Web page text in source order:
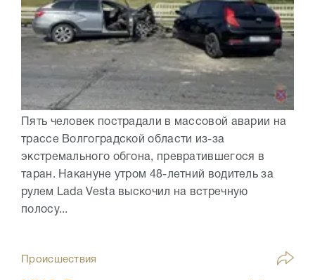
Пять человек пострадали в массовой аварии на
трассе Волгоградской области из-за
экстремального обгона, превратившегося в
таран. Накануне утром 48-летний водитель за
рулем Lada Vesta выскочил на встречную
полосу...
Происшествия